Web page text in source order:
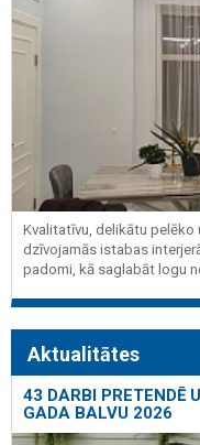
Kvalitatīvu, delikātu
dzīvojamās istabas
padomi, kā saglabāt logu
Aktualitātes
43 DARBI PRETENDĒ
GADA BALVU 2026